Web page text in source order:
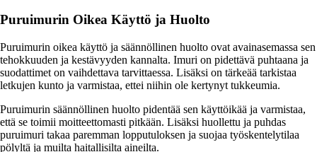
Puruimurin Oikea Käyttö ja Huolto
Puruimurin oikea käyttö ja säännöllinen huolto ovat avainasemassa sen
tehokkuuden ja kestävyyden kannalta. Imuri on pidettävä puhtaana ja
suodattimet on vaihdettava tarvittaessa. Lisäksi on tärkeää tarkistaa
letkujen kunto ja varmistaa, ettei niihin ole kertynyt tukkeumia.
Puruimurin säännöllinen huolto pidentää sen käyttöikää ja varmistaa,
että se toimii moitteettomasti pitkään. Lisäksi huollettu ja puhdas
puruimuri takaa paremman lopputuloksen ja suojaa työskentelytilaa
pölyltä ja muilta haitallisilta aineilta.